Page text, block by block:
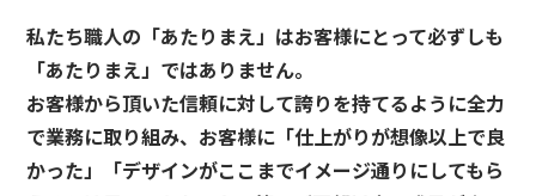
私たち職人の「あたりまえ」はお客様にとって必ずしも
「あたりまえ」ではありません。
お客様から頂いた信頼に対して誇りを持てるように全力
で業務に取り組み、お客様に「仕上がりが想像以上で良
かった」「デザインがここまでイメージ通りにしてもら